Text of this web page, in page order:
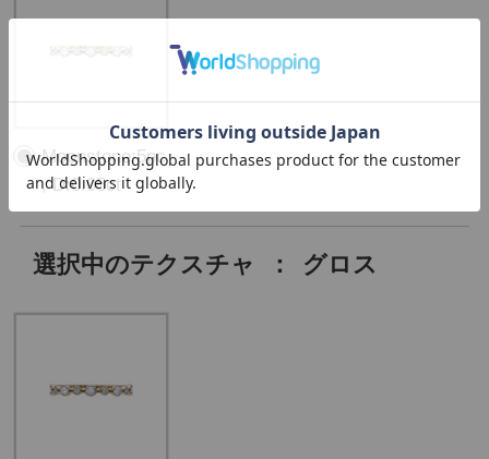
Moonstone:5pc
, D:0.05ct
選択中のテクスチャ ： グロス